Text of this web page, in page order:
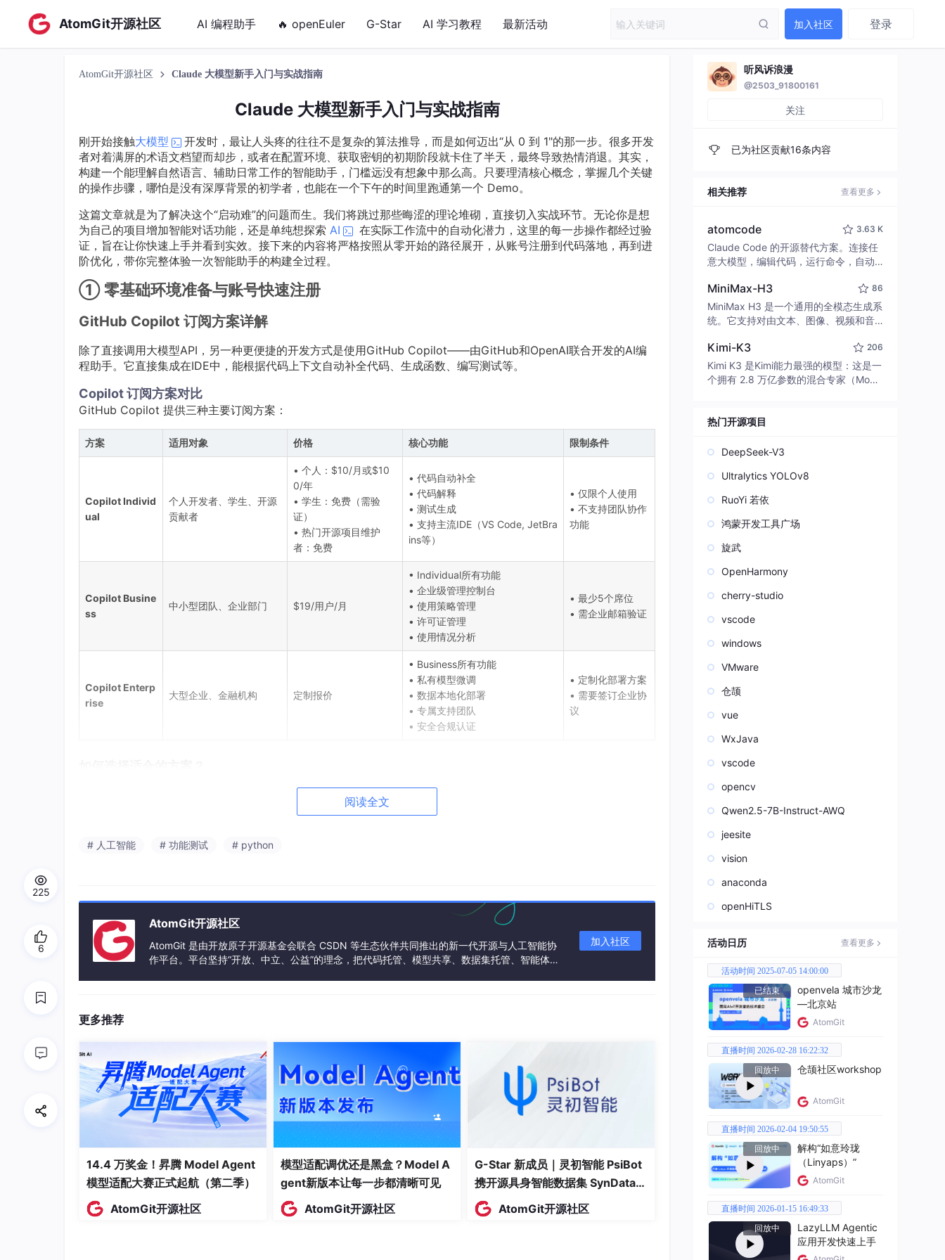
AtomGit开源社区 AI 编程助手 🔥 openEuler G-Star AI 学习教程 最新活动 加入社区 登录
AtomGit开源社区 Claude 大模型新手入门与实战指南
Claude 大模型新手入门与实战指南
刚开始接触大模型
开发时，最让人头疼的往往不是复杂的算法推导，而是如何迈出“从 0 到 1"的那一步。很多开发
者对着满屏的术语文档望而却步，或者在配置环境、获取密钥的初期阶段就卡住了半天，最终导致热情消退。其实，
构建一个能理解自然语言、辅助日常工作的智能助手，门槛远没有想象中那么高。只要理清核心概念，掌握几个关键
的操作步骤，哪怕是没有深厚背景的初学者，也能在一个下午的时间里跑通第一个 Demo。
这篇文章就是为了解决这个“启动难”的问题而生。我们将跳过那些晦涩的理论堆砌，直接切入实战环节。无论你是想
为自己的项目增加智能对话功能，还是单纯想探索 AI
在实际工作流中的自动化潜力，这里的每一步操作都经过验
证，旨在让你快速上手并看到实效。接下来的内容将严格按照从零开始的路径展开，从账号注册到代码落地，再到进
阶优化，带你完整体验一次智能助手的构建全过程。
① 零基础环境准备与账号快速注册
GitHub Copilot 订阅方案详解
除了直接调用大模型API，另一种更便捷的开发方式是使用GitHub Copilot——由GitHub和OpenAI联合开发的AI编
程助手。它直接集成在IDE中，能根据代码上下文自动补全代码、生成函数、编写测试等。
Copilot 订阅方案对比
GitHub Copilot 提供三种主要订阅方案：
方案 适用对象 价格 核心功能 限制条件
Copilot Individ
ual
个人开发者、学生、开源
贡献者
• 个人：$10/月或$10
0/年
• 学生：免费（需验
证）
• 热门开源项目维护
者：免费
• 代码自动补全
• 代码解释
• 测试生成
• 支持主流IDE（VS Code, JetBra
ins等）
• 仅限个人使用
• 不支持团队协作
功能
Copilot Busine
ss
中小型团队、企业部门 $19/用户/月
• Individual所有功能
• 企业级管理控制台
• 使用策略管理
• 许可证管理
• 使用情况分析
• 最少5个席位
• 需企业邮箱验证
Copilot Enterp
rise
大型企业、金融机构 定制报价
• Business所有功能
• 私有模型微调
• 数据本地化部署
• 专属支持团队
• 安全合规认证
• 定制化部署方案
• 需要签订企业协
议
：如果你是学生或热门开源项目维护者，可以申请免费使用
：GitHub提供30天免费试用，可以先体验再决定
小团队（5-20人）：Copilot Business 提供必要的管理功能
中大型企业
：Copilot Enterprise 确保数据安全和合规要求
特殊行业
：金融、医疗等对数据安全要求高的行业，建议选择Enterprise版
访问官网
选择方案：根据身份选择 Individual、Business 或 Enterprise
验证身份：
学生：使用学校邮箱验证
开源维护者：验证GitHub项目
企业：使用企业邮箱验证
绑定支付 ：添加支付方式（个人版支持信用卡/PayPal）
安装插件：在VS Code、JetBrains等IDE中安装Copilot插件
登录授权：使用GitHub账号登录并授权
阅读全文
# 人工智能 # 功能测试 # python
AtomGit开源社区
AtomGit 是由开放原子开源基金会联合 CSDN 等生态伙伴共同推出的新一代开源与人工智能协
作平台。平台坚持“开放、中立、公益”的理念，把代码托管、模型共享、数据集托管、智能体开
加入社区
更多推荐
14.4 万奖金！昇腾 Model Agent
模型适配大赛正式起航（第二季）
AtomGit开源社区
模型适配调优还是黑盒？Model A
gent新版本让每一步都清晰可见
AtomGit开源社区
G-Star 新成员｜灵初智能 PsiBot
携开源具身智能数据集 SynData
入驻 AtomGit
AtomGit开源社区
225
6
听风诉浪漫
@2503_91800161
关注
已为社区贡献16条内容
相关推荐 查看更多
atomcode 3.63 K
Claude Code 的开源替代方案。连接任
意大模型，编辑代码，运行命令，自动
致性能。 ｜ An open-source alternativ
e to Claude Code. Connect any LLM,
edit code, run commands, and verify
MiniMax-H3 86
MiniMax H3 是一个通用的全模态生成系
统。它支持对由文本、图像、视频和音
并能生成分辨率高达 2K、时长可达 15
秒的带原生立体声音频的视频。得益于
面向任务泛化的系统设计，H3 在预训练
模态指令。
Kimi-K3 206
Kimi K3 是Kimi能力最强的模型：这是一
个拥有 2.8 万亿参数的混合专家（Mo
热门开源项目
DeepSeek-V3
Ultralytics YOLOv8
RuoYi 若依
鸿蒙开发工具广场
旋武
OpenHarmony
cherry-studio
vscode
windows
VMware
仓颉
vue
WxJava
vscode
opencv
Qwen2.5-7B-Instruct-AWQ
jeesite
vision
anaconda
openHiTLS
活动日历 查看更多
活动时间 2025-07-05 14:00:00
已结束
openvela 城市沙龙
—北京站
AtomGit
直播时间 2026-02-28 16:22:32
回放中
仓颉社区workshop
AtomGit
直播时间 2026-02-04 19:50:55
回放中
解构“如意玲珑
（Linyaps）”
AtomGit
直播时间 2026-01-15 16:49:33
回放中
LazyLLM Agentic
应用开发快速上手